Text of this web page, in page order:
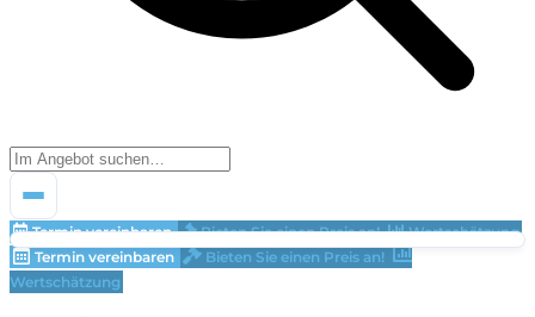
Termin vereinbaren Bieten Sie einen Preis an!
Wertschätzung
Termin vereinbaren
Bieten Sie einen Preis an!
Wertschätzung